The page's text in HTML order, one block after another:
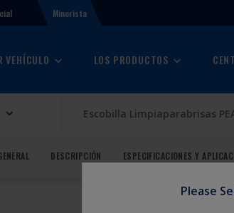
Please
Minorista
VEHÍCULO LOS PRODUCTOS
Escobilla Limpiaparabrisas
DESCRIPCIÓN ESPECIFICACIONES Y